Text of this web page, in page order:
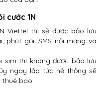
cước 1N
Viettel thì sẽ được bảo lưu
gọi, SMS nội mạng và
sim thì không được bảo lưu
ngay lập tức hệ thống sẽ
thuê bao.